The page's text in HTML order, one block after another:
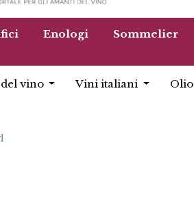
Enologi Sommelier
vino Vini italiani Olio